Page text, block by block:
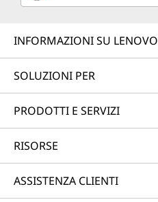
INFORMAZIONI SU LENOVO
SOLUZIONI PER
PRODOTTI E SERVIZI
RISORSE
ASSISTENZA CLIENTI